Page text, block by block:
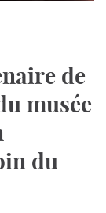
de
musée
du